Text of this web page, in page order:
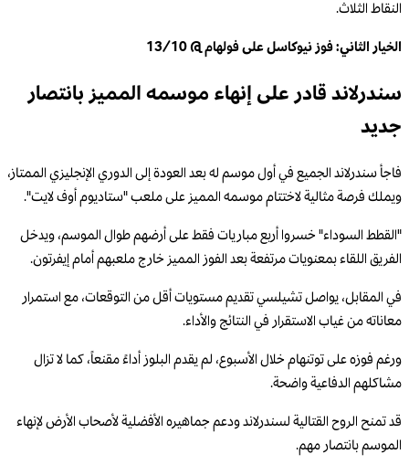
النقاط الثلاث.
الخيار الثاني: فوز نيوكاسل على فولهام @ 13/10
سندرلاند قادر على إنهاء موسمه المميز بانتصار
جديد
فاجأ سندرلاند الجميع في أول موسم له بعد العودة إلى الدوري الإنجليزي الممتاز،
ويملك فرصة مثالية لاختتام موسمه المميز على ملعب "ستاديوم أوف لايت".
"القطط السوداء" خسروا أربع مباريات فقط على أرضهم طوال الموسم، ويدخل
الفريق اللقاء بمعنويات مرتفعة بعد الفوز المميز خارج ملعبهم أمام إيفرتون.
في المقابل، يواصل تشيلسي تقديم مستويات أقل من التوقعات، مع استمرار
معاناته من غياب الاستقرار في النتائج والأداء.
ورغم فوزه على توتنهام خلال الأسبوع، لم يقدم البلوز أداءً مقنعاً، كما لا تزال
مشاكلهم الدفاعية واضحة.
قد تمنح الروح القتالية لسندرلاند ودعم جماهيره الأفضلية لأصحاب الأرض لإنهاء
الموسم بانتصار مهم.